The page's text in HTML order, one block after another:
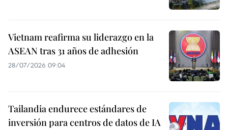
Vietnam reafirma su liderazgo en la
ASEAN tras 31 años de adhesión
28/07/2026 09:04
Tailandia endurece estándares de
inversión para centros de datos de IA